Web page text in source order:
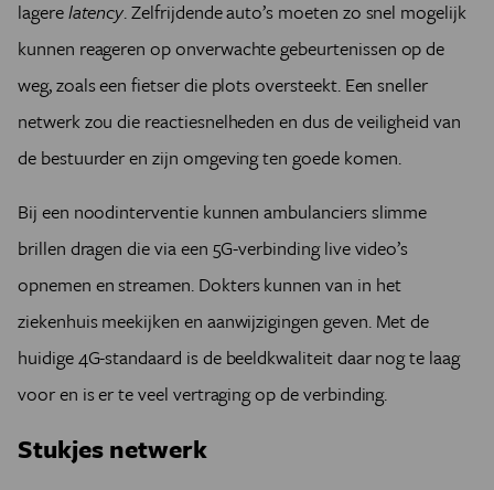
lagerelatency. Zelfrijdende auto’s moeten zo snel mogelijk
kunnen reageren op onverwachte gebeurtenissen op de
weg, zoals een fietser die plots oversteekt. Een sneller
netwerk zou die reactiesnelheden en dus de veiligheid van
de bestuurder en zijn omgeving ten goede komen.
Bij een noodinterventie kunnen ambulanciers slimme
brillen dragen die via een 5G-verbinding live video’s
opnemen en streamen. Dokters kunnen van in het
ziekenhuis meekijken en aanwijzigingen geven. Met de
huidige 4G-standaard is de beeldkwaliteit daar nog te laag
voor en is er te veel vertraging op de verbinding.
Stukjes netwerk